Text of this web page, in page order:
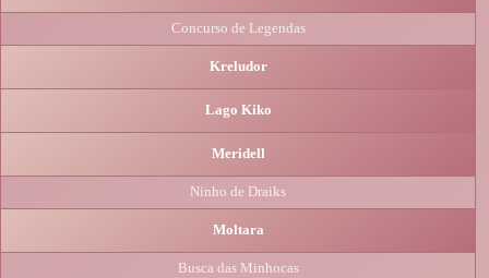
Concurso de Legendas
Kreludor
Lago Kiko
Meridell
Ninho de Draiks
Moltara
Busca das Minhocas